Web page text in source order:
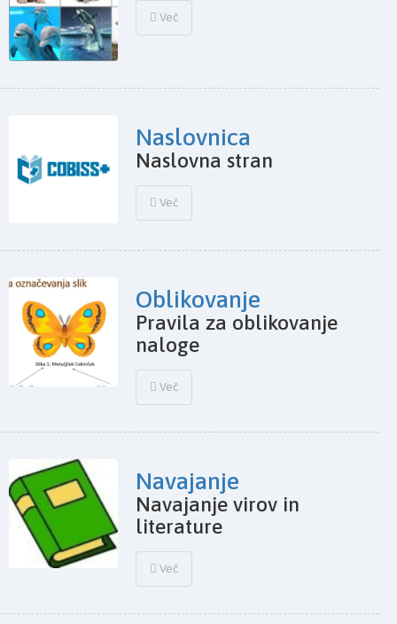
Več
Naslovnica
Naslovna stran
Več
Oblikovanje
Pravila za oblikovanje
naloge
Več
Navajanje
Navajanje virov in
literature
Več